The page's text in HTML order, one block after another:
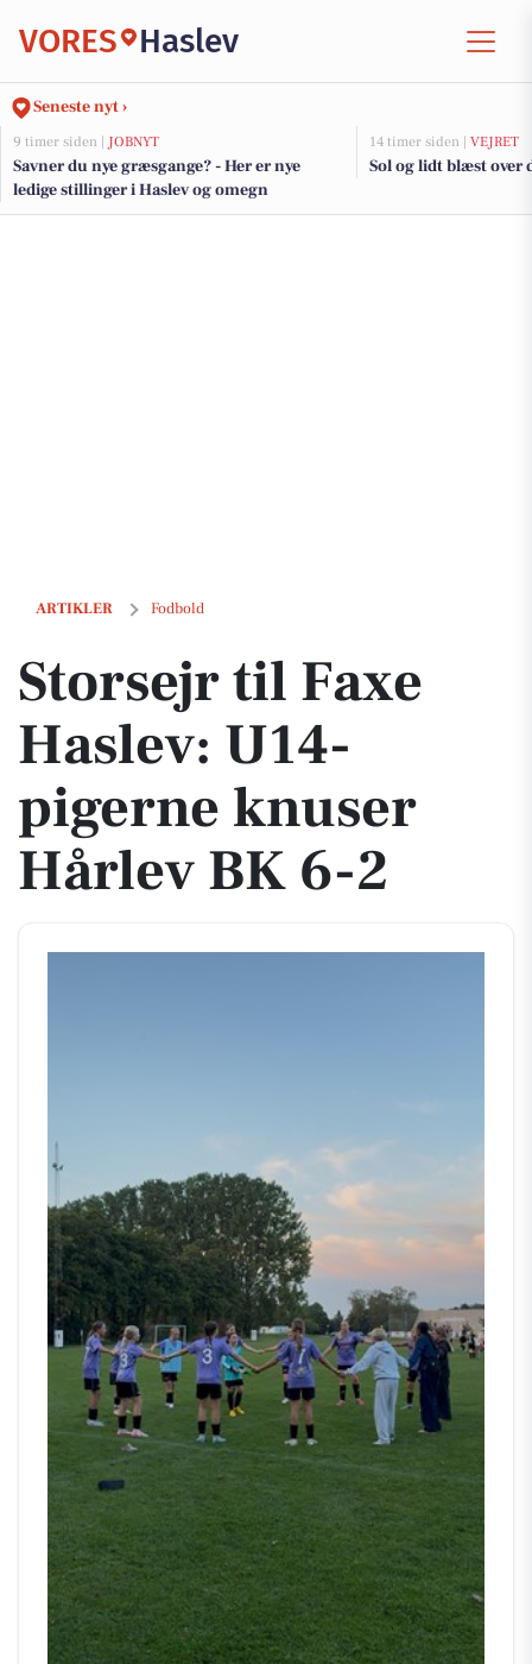
VORES Haslev
Seneste nyt ›
9 timer siden | JOBNYT
Savner du nye græsgange? - Her er nye
ledige stillinger i Haslev og omegn
14 timer siden | VEJRET
Sol og lidt blæst over
ARTIKLER Fodbold
Storsejr til Faxe Haslev: U14-pigerne knuser Hårlev BK 6-2
Storsejr til Faxe
Haslev: U14-
pigerne knuser
Hårlev BK 6-2